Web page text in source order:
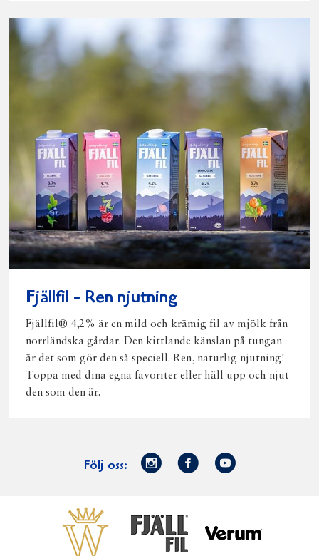
Fjällfil - Ren njutning
Fjällfil® 4,2% är en mild och krämig fil av mjölk från
norrländska gårdar. Den kittlande känslan på tungan
är det som gör den så speciell. Ren, naturlig njutning!
Toppa med dina egna favoriter eller häll upp och njut
den som den är.
Följ oss:
Norrmejerier
Facebook
Youtube
Gör gott för Norrländska
VästerbottensostFjällfil